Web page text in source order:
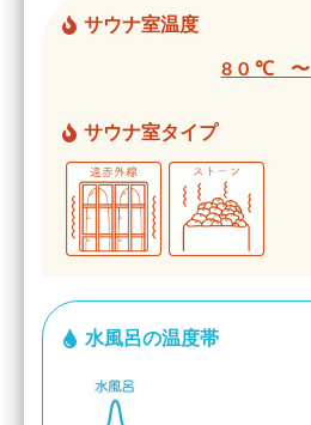
サウナ室温度
80℃ 〜
サウナ室タイプ
水風呂の温度帯